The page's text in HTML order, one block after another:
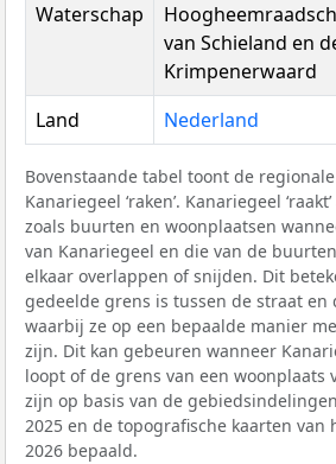
Waterschap
van Schieland en
Krimpenerwaard
Land Nederland
Bovenstaande tabel toont de
Kanariegeel ‘raken’. Kanariegeel
zoals buurten en woonplaatsen
van Kanariegeel en die van de
elkaar overlappen of snijden. Dit
gedeelde grens is tussen de straat en
waarbij ze op een bepaalde manier
zijn. Dit kan gebeuren wanneer
loopt of de grens van een woonplaats
zijn op basis van de
2025 en de topografische kaarten van
2026 bepaald.